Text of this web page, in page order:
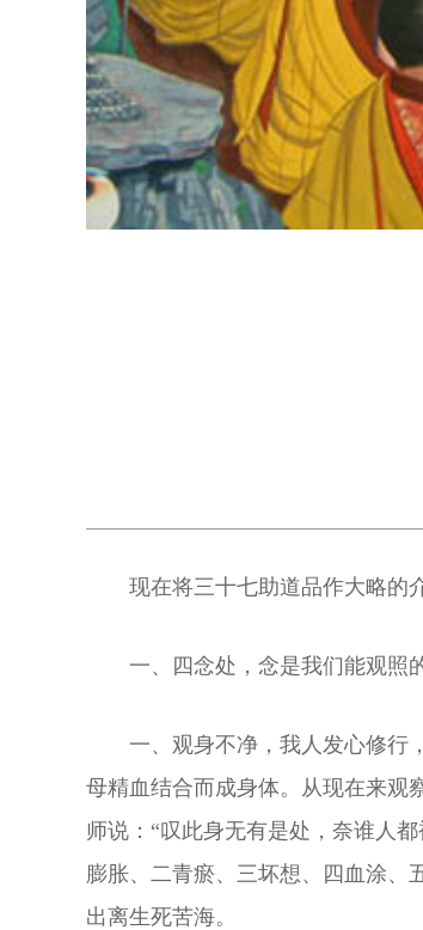
现在将三十七助道品作大略的
一、四念处，念是我们能观照
一、观身不净，我人发心修行
母精血结合而成身体。从现在来观
师说：“叹此身无有是处，奈谁人
膨胀、二青瘀、三坏想、四血涂、
出离生死苦海。